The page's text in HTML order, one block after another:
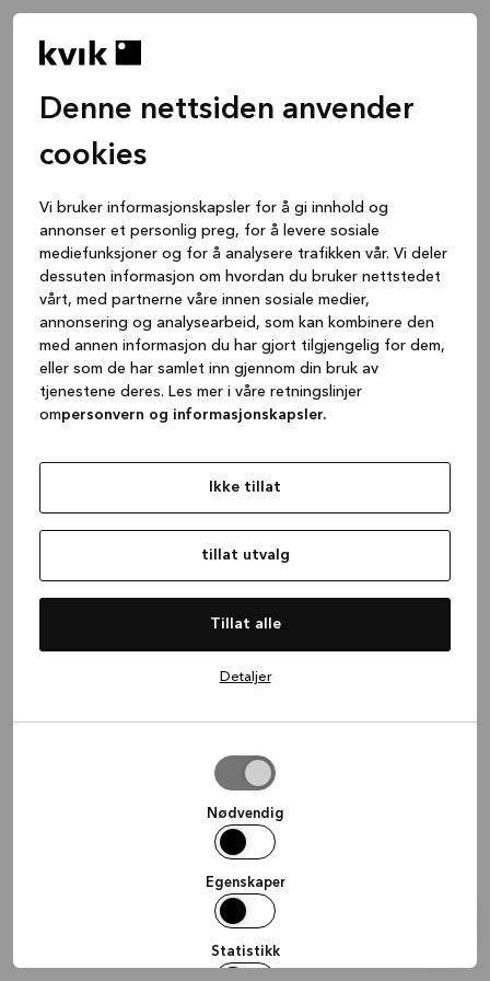
Denne nettsiden anvender
cookies
Vi bruker informasjonskapsler for å gi innhold og
annonser et personlig preg, for å levere sosiale
mediefunksjoner og for å analysere trafikken vår. Vi deler
dessuten informasjon om hvordan du bruker nettstedet
vårt, med partnerne våre innen sosiale medier,
annonsering og analysearbeid, som kan kombinere den
med annen informasjon du har gjort tilgjengelig for dem,
eller som de har samlet inn gjennom din bruk av
tjenestene deres. Les mer i våre retningslinjer
ompersonvern og informasjonskapsler.
Ikke tillat
tillat utvalg
Tillat alle
Detaljer
Nødvendig
Egenskaper
Statistikk
(see the browser console for more
information).